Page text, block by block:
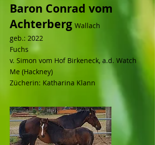
Baron Conrad vom
Achterberg Wallach
geb.: 2022
Fuchs
v. Simon vom Hof Birkeneck, a.d. Watch
Me (Hackney)
Zücherin: Katharina Klann